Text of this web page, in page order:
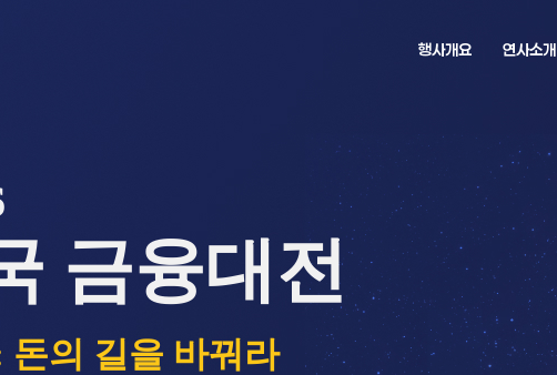
행사개요 연사소개
금융대전
돈의 길을 바꿔라